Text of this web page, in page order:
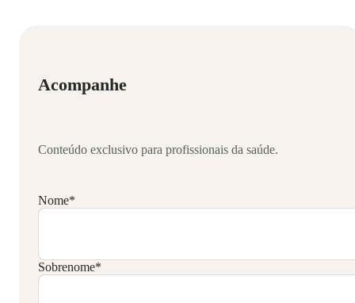
Acompanhe
Conteúdo exclusivo para profissionais da saúde.
Nome*
Sobrenome*